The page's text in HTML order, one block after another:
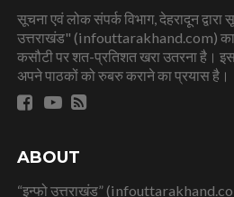
सूचना एवं लोक संपर्क विभाग, देहरादून द्वारा
उत्तराखंड" (infouttarakhand.com) का
कसौटी पर शत-प्रतिशत खरा उतरना है।
अपने पाठकों को रुबरु कराने का प्रयास है।
ABOUT
“इन्फो उत्तराखंड”